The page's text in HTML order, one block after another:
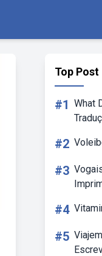
Top Post
#1 What
#2
#3
#4
#5